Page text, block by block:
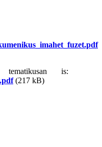
tematikusan is:
(217 kB)